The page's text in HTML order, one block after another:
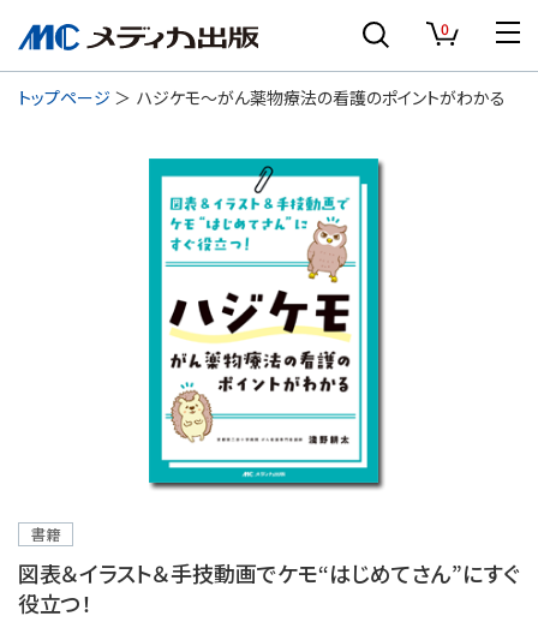
0
トップページ ハジケモ～がん薬物療法の看護のポイントがわかる
書籍
図表＆イラスト＆手技動画でケモ“はじめてさん”にすぐ
役立つ！